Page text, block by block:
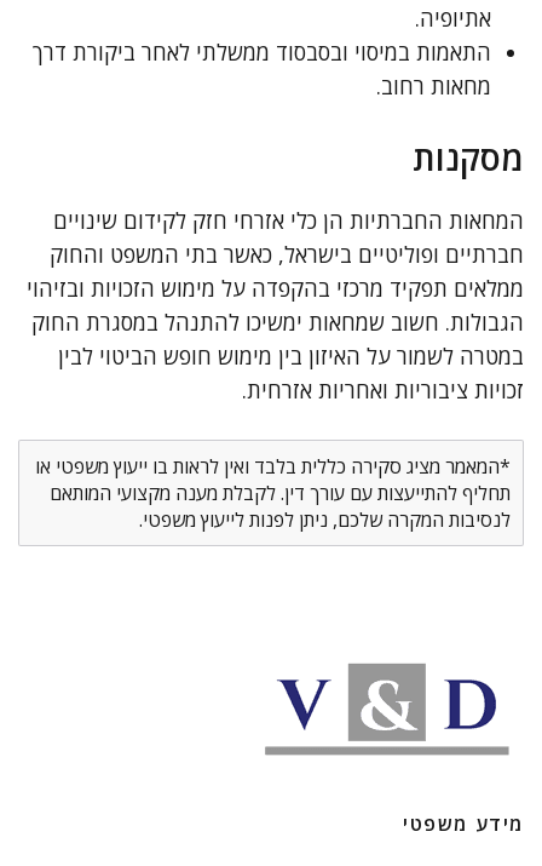
אתיופיה.
התאמות במיסוי ובסבסוד ממשלתי לאחר ביקורת דרך
מחאות רחוב.
מסקנות
המחאות החברתיות הן כלי אזרחי חזק לקידום שינויים
חברתיים ופוליטיים בישראל, כאשר בתי המשפט והחוק
ממלאים תפקיד מרכזי בהקפדה על מימוש הזכויות ובזיהוי
הגבולות. חשוב שמחאות ימשיכו להתנהל במסגרת החוק
במטרה לשמור על האיזון בין מימוש חופש הביטוי לבין
זכויות ציבוריות ואחריות אזרחית.
*המאמר מציג סקירה כללית בלבד ואין לראות בו ייעוץ משפטי או
תחליף להתייעצות עם עורך דין. לקבלת מענה מקצועי המותאם
לנסיבות המקרה שלכם, ניתן לפנות לייעוץ משפטי.
מידע משפטי